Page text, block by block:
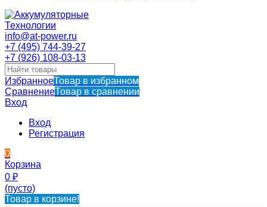
info@at-power.ru
+7 (495) 744-39-27
+7 (926) 108-03-13
ИзбранноеТовар в избранном
СравнениеТовар в сравнении
Вход
Вход
Регистрация
0
Корзина
0 ₽
(пусто)
Товар в корзине!